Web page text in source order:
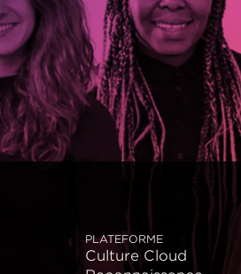
PLATEFORME
Culture Cloud